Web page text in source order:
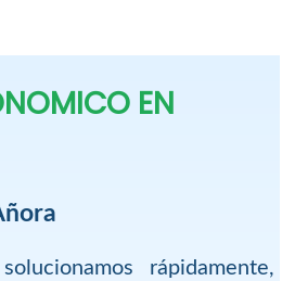
EN
rápidamente,